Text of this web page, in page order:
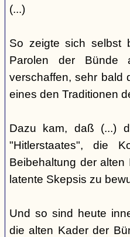
(...)
So zeigte sich selbst
Parolen der Bünde
verschaffen, sehr bald
eines den Traditionen
Dazu kam, daß (...)
"Hitlerstaates", die
Beibehaltung der
latente Skepsis zu
Und so sind heute
die alten Kader der